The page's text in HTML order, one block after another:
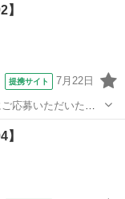
提携サイト 7月22日
応募いただいた方
時期については、